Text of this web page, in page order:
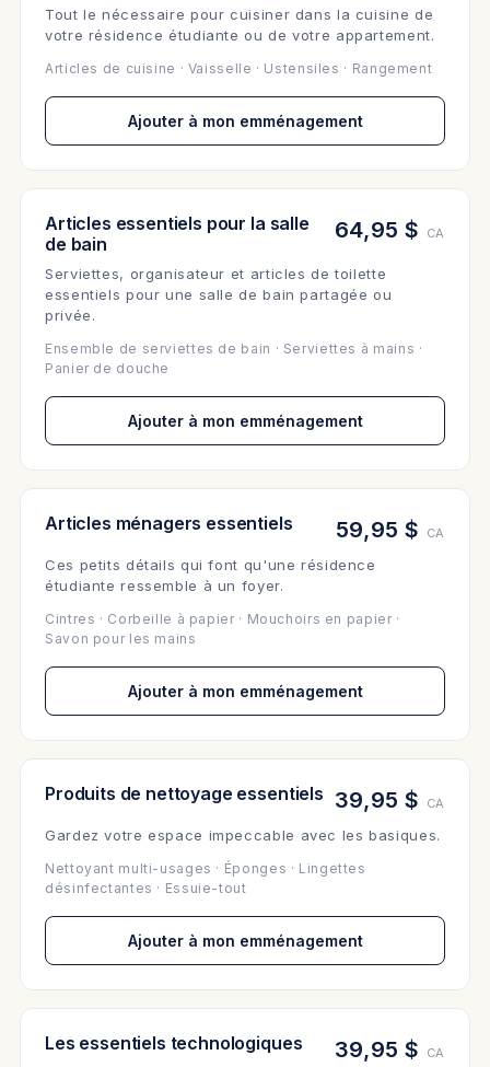
Tout le nécessaire pour cuisiner dans la cuisine de
votre résidence étudiante ou de votre appartement.
Articles de cuisine · Vaisselle · Ustensiles · Rangement
Ajouter à mon emménagement
Articles essentiels pour la salle
de bain
64,95 $ CA
Serviettes, organisateur et articles de toilette
essentiels pour une salle de bain partagée ou
privée.
Ensemble de serviettes de bain · Serviettes à mains ·
Panier de douche
Ajouter à mon emménagement
Articles ménagers essentiels 59,95 $ CA
Ces petits détails qui font qu'une résidence
étudiante ressemble à un foyer.
Cintres · Corbeille à papier · Mouchoirs en papier ·
Savon pour les mains
Ajouter à mon emménagement
Produits de nettoyage essentiels 39,95 $ CA
Gardez votre espace impeccable avec les basiques.
Nettoyant multi-usages · Éponges · Lingettes
désinfectantes · Essuie-tout
Ajouter à mon emménagement
Les essentiels technologiques 39,95 $ CA